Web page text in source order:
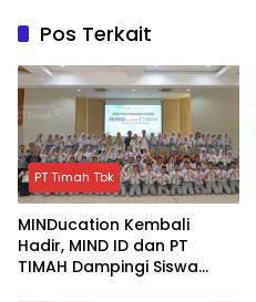
Pos Terkait
PT Timah Tbk
MINDucation Kembali
Hadir, MIND ID dan PT
TIMAH Dampingi Siswa